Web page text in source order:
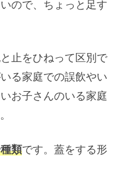
ので、ちょっと足す
止をひねって区別で
る家庭での誤飲やい
お子さんのいる家庭
類です。蓋をする形